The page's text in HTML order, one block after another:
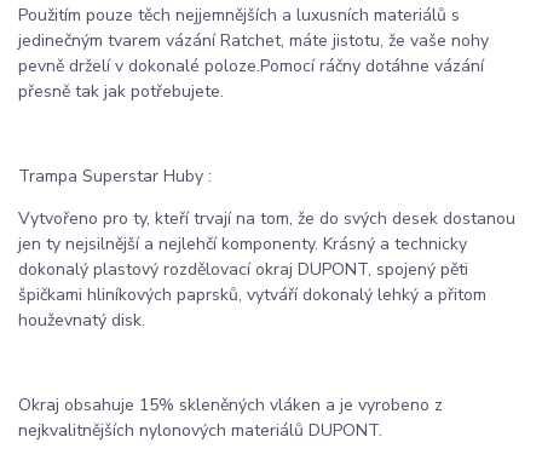
Použitím pouze těch nejjemnějších a luxusních materiálů s
jedinečným tvarem vázání Ratchet, máte jistotu, že vaše nohy
pevně drželí v dokonalé poloze.Pomocí ráčny dotáhne vázání
přesně tak jak potřebujete.
Trampa Superstar Huby :
Vytvořeno pro ty, kteří trvají na tom, že do svých desek dostanou
jen ty nejsilnější a nejlehčí komponenty. Krásný a technicky
dokonalý plastový rozdělovací okraj DUPONT, spojený pěti
špičkami hliníkových paprsků, vytváří dokonalý lehký a přitom
houževnatý disk.
Okraj obsahuje 15% skleněných vláken a je vyrobeno z
nejkvalitnějších nylonových materiálů DUPONT.